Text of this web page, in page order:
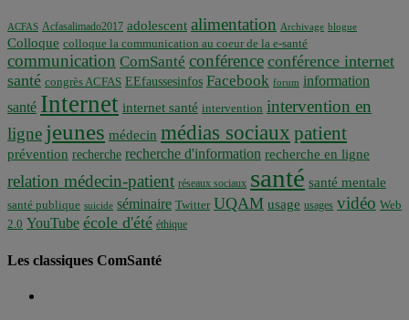
ACFAS Acfasalimado2017 adolescent alimentation Archivage blogue
Colloque colloque la communication au coeur de la e-santé
communication ComSanté conférence conférence internet
santé congrès ACFAS EEfaussesinfos Facebook forum information
santé Internet internet santé intervention intervention en
ligne jeunes médecin médias sociaux patient
prévention recherche recherche d'information recherche en ligne
relation médecin-patient réseaux sociaux santé santé mentale
santé publique suicide séminaire Twitter UQAM usage usages vidéo Web
2.0 YouTube école d'été éthique
Les classiques ComSanté